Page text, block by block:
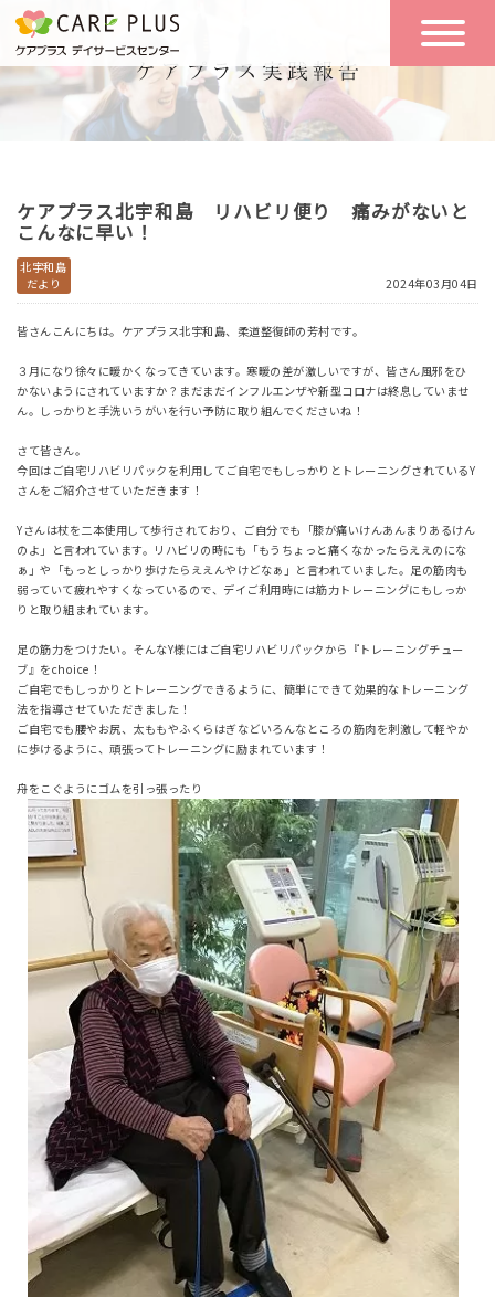
こんな方に
おすすめ
一日の流れ
一日体験
空き状況
リクルート
体験希望
ケアプラス北宇和島 リハビリ便り 痛みがないと
こんなに早い！
北宇和島
だより
2024年03月04日
皆さんこんにちは。ケアプラス北宇和島、柔道整復師の芳村です。
３月になり徐々に暖かくなってきています。寒暖の差が激しいですが、皆さん風邪をひ
かないようにされていますか？まだまだインフルエンザや新型コロナは終息していませ
ん。しっかりと手洗いうがいを行い予防に取り組んでくださいね！
さて皆さん。
今回はご自宅リハビリパックを利用してご自宅でもしっかりとトレーニングされているY
さんをご紹介させていただきます！
Yさんは杖を二本使用して歩行されており、ご自分でも「膝が痛いけんあんまりあるけん
のよ」と言われています。リハビリの時にも「もうちょっと痛くなかったらええのにな
ぁ」や「もっとしっかり歩けたらええんやけどなぁ」と言われていました。足の筋肉も
弱っていて疲れやすくなっているので、デイご利用時には筋力トレーニングにもしっか
りと取り組まれています。
足の筋力をつけたい。そんなY様にはご自宅リハビリパックから『トレーニングチュー
ブ』をchoice！
ご自宅でもしっかりとトレーニングできるように、簡単にできて効果的なトレーニング
法を指導させていただきました！
ご自宅でも腰やお尻、太ももやふくらはぎなどいろんなところの筋肉を刺激して軽やか
に歩けるように、頑張ってトレーニングに励まれています！
舟をこぐようにゴムを引っ張ったり